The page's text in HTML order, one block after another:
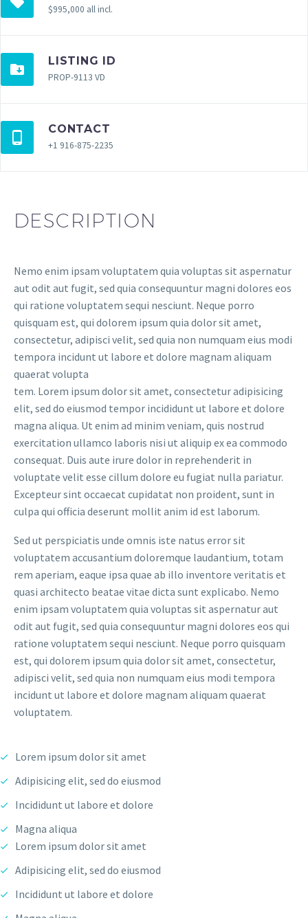
$995,000 all incl.
LISTING ID
PROP-9113 VD
CONTACT
+1 916-875-2235
DESCRIPTION
Nemo enim ipsam voluptatem quia voluptas sit aspernatur
aut odit aut fugit, sed quia consequuntur magni dolores eos
qui ratione voluptatem sequi nesciunt. Neque porro
quisquam est, qui dolorem ipsum quia dolor sit amet,
consectetur, adipisci velit, sed quia non numquam eius modi
tempora incidunt ut labore et dolore magnam aliquam
quaerat volupta
tem. Lorem ipsum dolor sit amet, consectetur adipisicing
elit, sed do eiusmod tempor incididunt ut labore et dolore
magna aliqua. Ut enim ad minim veniam, quis nostrud
exercitation ullamco laboris nisi ut aliquip ex ea commodo
consequat. Duis aute irure dolor in reprehenderit in
voluptate velit esse cillum dolore eu fugiat nulla pariatur.
Excepteur sint occaecat cupidatat non proident, sunt in
culpa qui officia deserunt mollit anim id est laborum.
Sed ut perspiciatis unde omnis iste natus error sit
voluptatem accusantium doloremque laudantium, totam
rem aperiam, eaque ipsa quae ab illo inventore veritatis et
quasi architecto beatae vitae dicta sunt explicabo. Nemo
enim ipsam voluptatem quia voluptas sit aspernatur aut
odit aut fugit, sed quia consequuntur magni dolores eos qui
ratione voluptatem sequi nesciunt. Neque porro quisquam
est, qui dolorem ipsum quia dolor sit amet, consectetur,
adipisci velit, sed quia non numquam eius modi tempora
incidunt ut labore et dolore magnam aliquam quaerat
voluptatem.
Lorem ipsum dolor sit amet
Adipisicing elit, sed do eiusmod
Incididunt ut labore et dolore
Magna aliqua
Lorem ipsum dolor sit amet
Adipisicing elit, sed do eiusmod
Incididunt ut labore et dolore